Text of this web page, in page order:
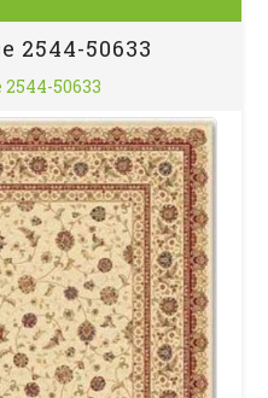
2544-50633
2544-50633